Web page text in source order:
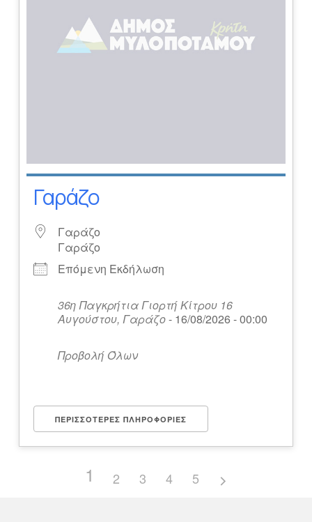
Γαράζο
Γαράζο
Γαράζο
Επόμενη Εκδήλωση
36η Παγκρήτια Γιορτή Κίτρου 16
Αυγούστου, Γαράζο- 16/08/2026 - 00:00
Προβολή Όλων
ΠΕΡΙΣΣΌΤΕΡΕΣ ΠΛΗΡΟΦΟΡΊΕΣ
1 2 3 4 5